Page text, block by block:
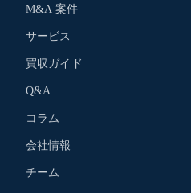
M&A 案件
サービス
買収ガイド
Q&A
コラム
会社情報
チーム